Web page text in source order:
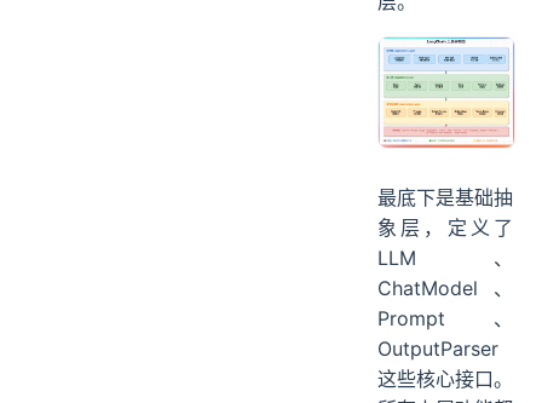
最底下是基础抽
象层，定义了
LLM、
ChatModel、
Prompt、
OutputParser
这些核心接口。